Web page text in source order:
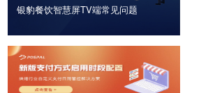
银豹餐饮智慧屏TV端常见问题